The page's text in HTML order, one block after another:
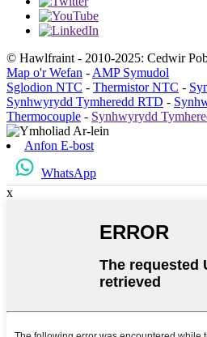
© Hawlfraint - 2010-2025: Cedwir
Map o'r Wefan - AMP Symudol
Sglodion NTC - Thermistor NTC -
Synhwyrydd Tymheredd RTD -
Thermocouple - Synhwyrydd
Anfon E-bost
WhatsApp
x